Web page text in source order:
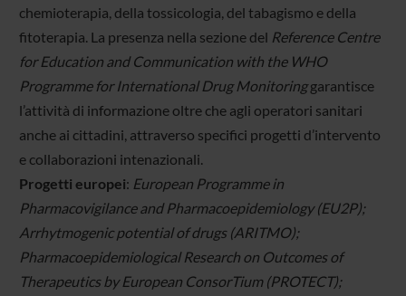
chemioterapia, della tossicologia, del tabagismo e della
fitoterapia. La presenza nella sezione del Reference Centre
for Education and Communication with the WHO
Programme for International Drug Monitoringgarantisce
l’attività di informazione oltre che agli operatori sanitari
anche ai cittadini, attraverso specifici progetti d’intervento
e collaborazioni intenazionali.
Progetti europei: European Programme in
Pharmacovigilance and Pharmacoepidemiology (EU2P);
Arrhytmogenic potential of drugs (ARITMO);
Pharmacoepidemiological Research on Outcomes of
Therapeutics by European ConsorTium (PROTECT);